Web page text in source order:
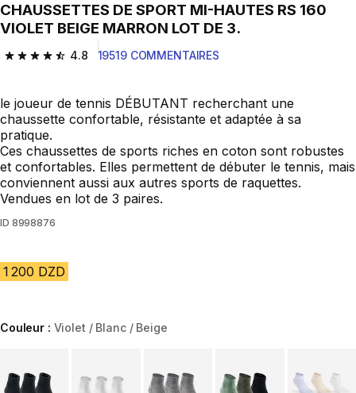
CHAUSSETTES DE SPORT MI-HAUTES RS 160
VIOLET BEIGE MARRON LOT DE 3.
4.8
4.8 out of 5 stars from 19519 reviews
19519 COMMENTAIRES
le joueur de tennis DÉBUTANT recherchant une
chaussette confortable, résistante et adaptée à sa
pratique.
Ces chaussettes de sports riches en coton sont robustes
et confortables. Elles permettent de débuter le tennis, mais
conviennent aussi aux autres sports de raquettes.
Vendues en lot de 3 paires.
ID 8998876
1 200 DZD
Couleur : Violet / Blanc / Beige